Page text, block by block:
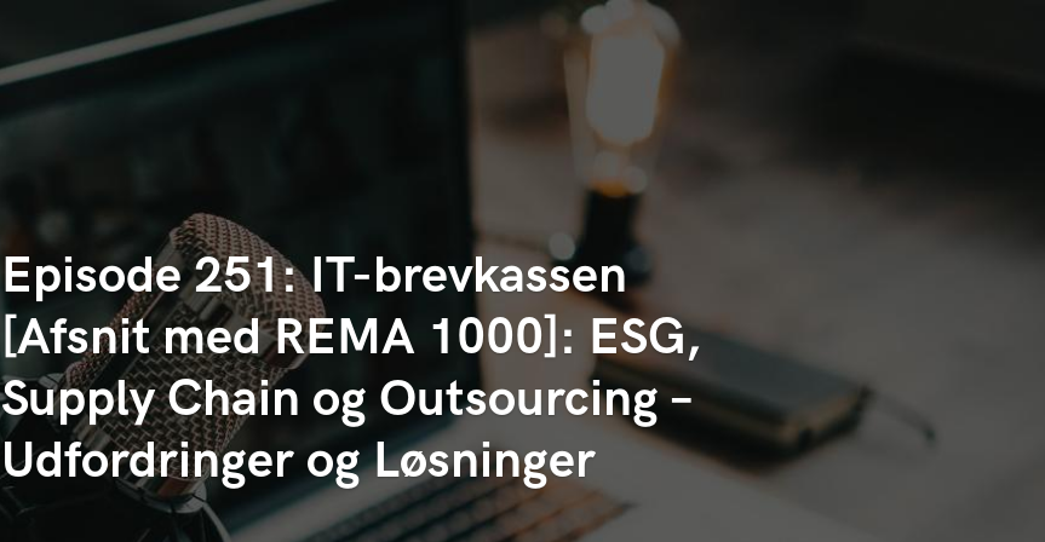
Episode 251: IT-brevkassen
[Afsnit med REMA 1000]: ESG,
Supply Chain og Outsourcing –
Udfordringer og Løsninger